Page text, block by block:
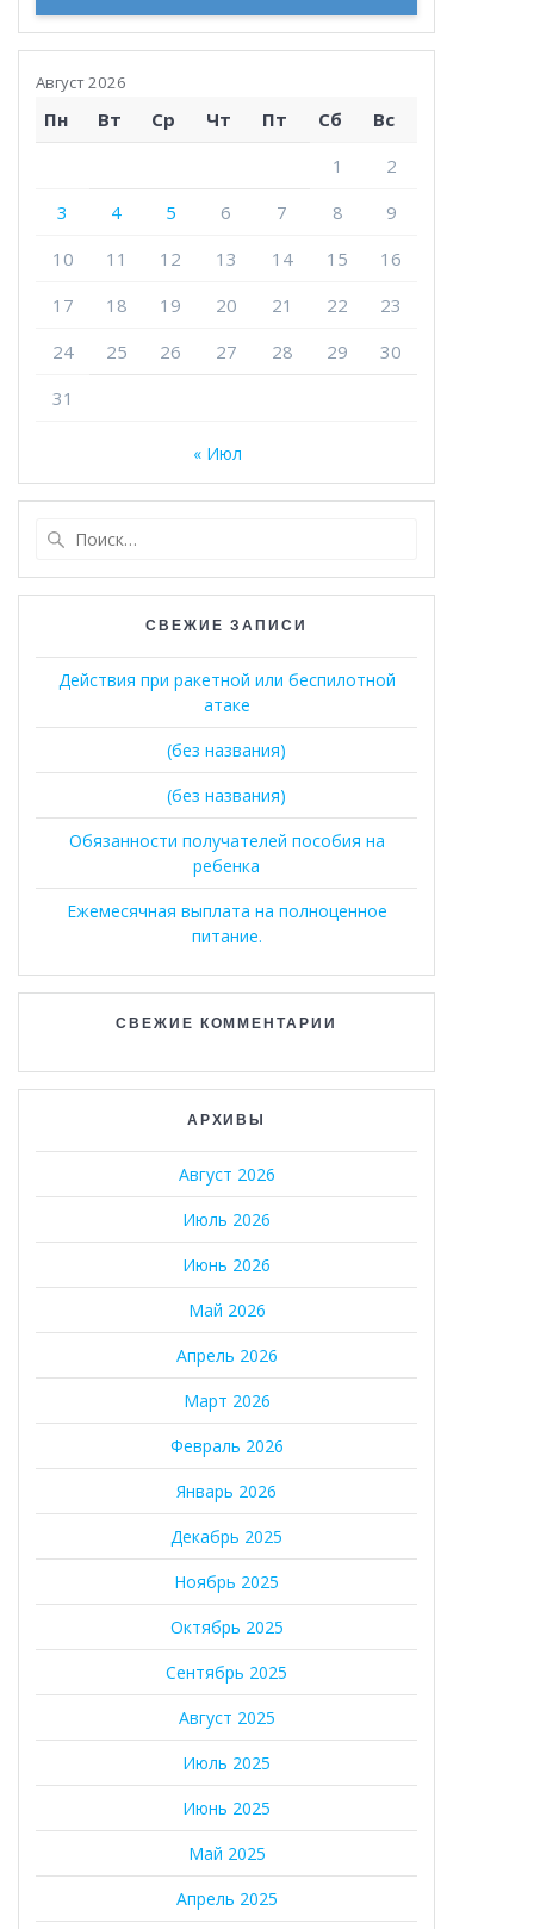
Август 2026
Пн Вт Ср Чт Пт Сб
Вс
1
2
3
4 5 6 7 8
9
10
11 12 13 14 15
16
17
18 19 20 21 22
23
24
25 26 27 28 29
30
31
« Июл
СВЕЖИЕ ЗАПИСИ
Действия при ракетной или беспилотной
атаке
(без названия)
(без названия)
Обязанности получателей пособия на
ребенка
Ежемесячная выплата на полноценное
питание.
СВЕЖИЕ КОММЕНТАРИИ
АРХИВЫ
Август 2026
Июль 2026
Июнь 2026
Май 2026
Апрель 2026
Март 2026
Февраль 2026
Январь 2026
Декабрь 2025
Ноябрь 2025
Октябрь 2025
Сентябрь 2025
Август 2025
Июль 2025
Июнь 2025
Май 2025
Апрель 2025